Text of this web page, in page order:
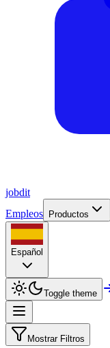
jobdit
Empleos
Productos
Español
Toggle theme
Mostrar Filtros